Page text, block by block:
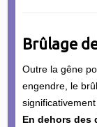
Brûlage
Outre la gêne
engendre, le
En dehors des